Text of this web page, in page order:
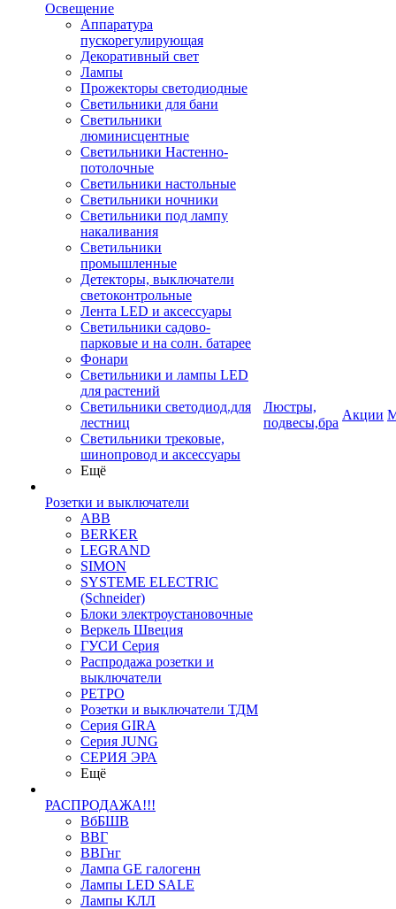
Освещение
Аппаратура
пускорегулирующая
Декоративный свет
Лампы
Прожекторы светодиодные
Светильники для бани
Светильники
люминисцентные
Светильники Настенно-
потолочные
Светильники настольные
Светильники ночники
Светильники под лампу
накаливания
Светильники
промышленные
Детекторы, выключатели
светоконтрольные
Лента LED и аксессуары
Светильники садово-
парковые и на солн. батарее
Фонари
Светильники и лампы LED
для растений
Светильники светодиод.для
лестниц
Светильники трековые,
шинопровод и аксессуары
Ещё
Розетки и выключатели
ABB
BERKER
LEGRAND
SIMON
SYSTEME ELECTRIC
(Schneider)
Блоки электроустановочные
Веркель Швеция
ГУСИ Серия
Распродажа розетки и
выключатели
РЕТРО
Розетки и выключатели ТДМ
Серия GIRA
Серия JUNG
СЕРИЯ ЭРА
Ещё
РАСПРОДАЖА!!!
ВбБШВ
ВВГ
ВВГнг
Лампа GE галогенн
Лампы LED SALE
Лампы КЛЛ
Люстры,
подвесы,бра
Акции